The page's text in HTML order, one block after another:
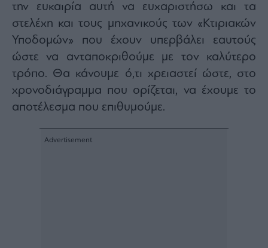
την ευκαιρία αυτή να ευχαριστήσω και τα
στελέχη και τους μηχανικούς των «Κτιριακών
Υποδομών» που έχουν υπερβάλει εαυτούς
ώστε να ανταποκριθούμε με τον καλύτερο
τρόπο. Θα κάνουμε ό,τι χρειαστεί ώστε, στο
χρονοδιάγραμμα που ορίζεται, να έχουμε το
αποτέλεσμα που επιθυμούμε.